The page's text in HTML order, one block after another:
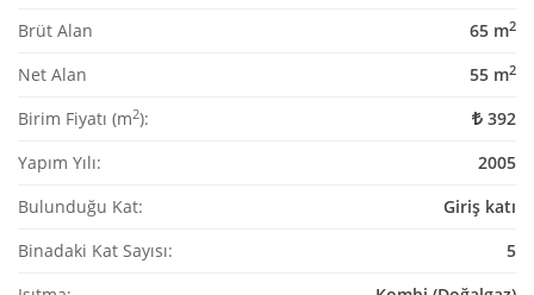
Brüt Alan
65 m2
Net Alan 55 m2
Birim Fiyatı (m2):
392
Yapım Yılı:
2005
Bulunduğu Kat:
Giriş katı
Binadaki Kat Sayısı:
5